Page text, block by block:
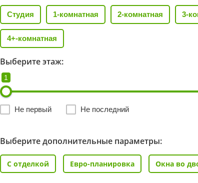
Студия 1-комнатная 2-комнатная 3-
4+-комнатная
Выберите этаж:
1
Не первый Не последний
Выберите дополнительные параметры:
С отделкой Евро-планировка Окна во